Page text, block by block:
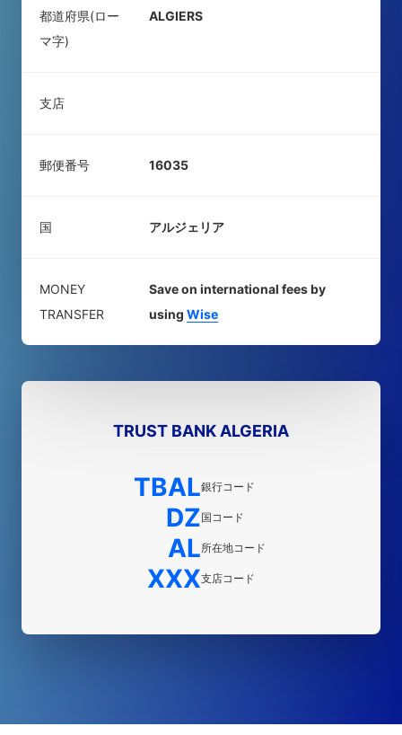
都道府県(ロー
マ字)
ALGIERS
支店
郵便番号 16035
国 アルジェリア
MONEY
TRANSFER
Save on international fees by
using Wise
TRUST BANK ALGERIA
TBAL銀行コード
DZ国コード
AL所在地コード
XXX支店コード